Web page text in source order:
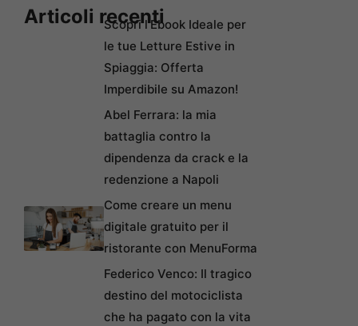
Articoli recentiScopri l’Ebook Ideale per
le tue Letture Estive in
Spiaggia: Offerta
Imperdibile su Amazon!
Abel Ferrara: la mia
battaglia contro la
dipendenza da crack e la
redenzione a Napoli
Come creare un menu
digitale gratuito per il
ristorante con MenuForma
Federico Venco: Il tragico
destino del motociclista
che ha pagato con la vita